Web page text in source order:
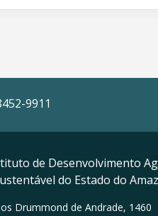
9911
de Desenvolvimento
do Estado do
Drummond de Andrade, 1460